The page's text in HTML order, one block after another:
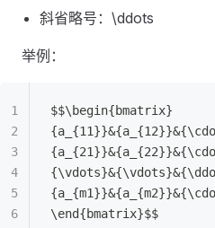
斜省略号：\ddots
举例：
$$\begin{bmatrix}
\end{bmatrix}$$